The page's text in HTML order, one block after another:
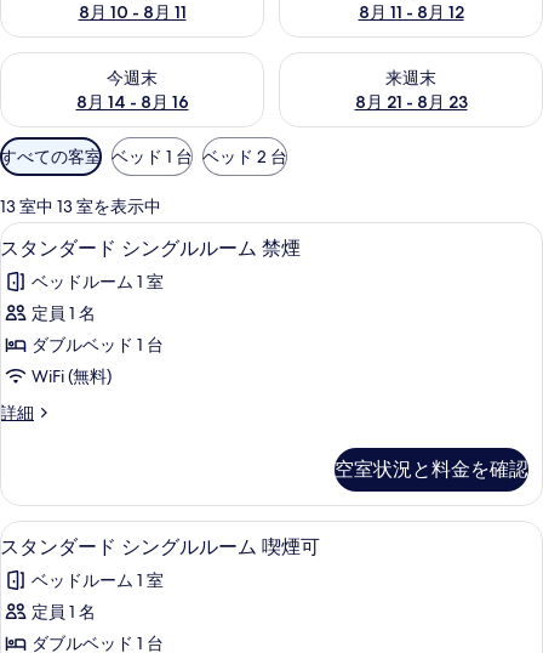
8月 10 - 8月 11
8月 11 - 8月 12
今週末
8月 14 - 8月 16
今週末 8月 14 - 8月 16 の空室状況をチェック
来週末
8月 21 - 8月 23
来週末 8月 21 - 8月 23 の空室
利
用
可
能
な
客
室
の
り
込
件
すべての客室 ベッド 1 台 ベッド 2 台
13 室中 13 室を表示中
ス
タ
ン
ダ
ー
シ
グ
ル
ル
ー
ム
禁
デスク、アイロン / アイロン台、
16
スタンダード シングルルーム 禁煙
ベッドルーム 1 室
定員 1 名
ダブルベッド 1 台
WiFi (無料)
詳細
ス
ー
ド
シ
グ
ル
空室状況と料金を確認
ス
タ
ン
ダ
デスク、アイロン / アイロン台、
16
スタンダード シングルルーム 喫煙可
ベッドルーム 1 室
定員 1 名
ダブルベッド 1 台